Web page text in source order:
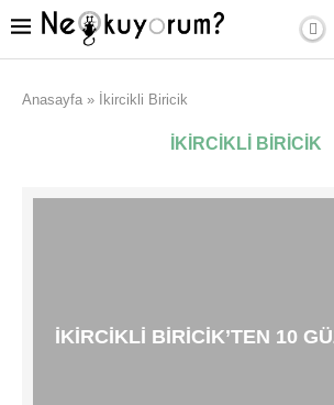
Anasayfa » İkircikli Biricik
İKIRCIKLI BIRICIK
İKIRCIKLI BIRICIK’TEN 10